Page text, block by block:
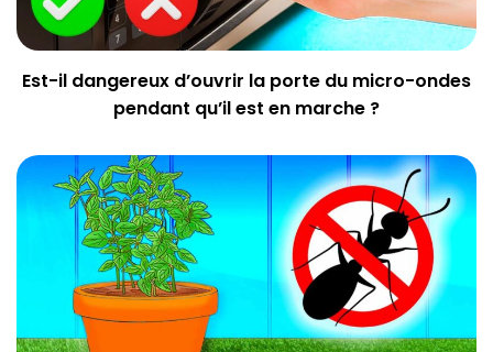
Est-il dangereux d’ouvrir la porte du micro-ondes
pendant qu’il est en marche ?